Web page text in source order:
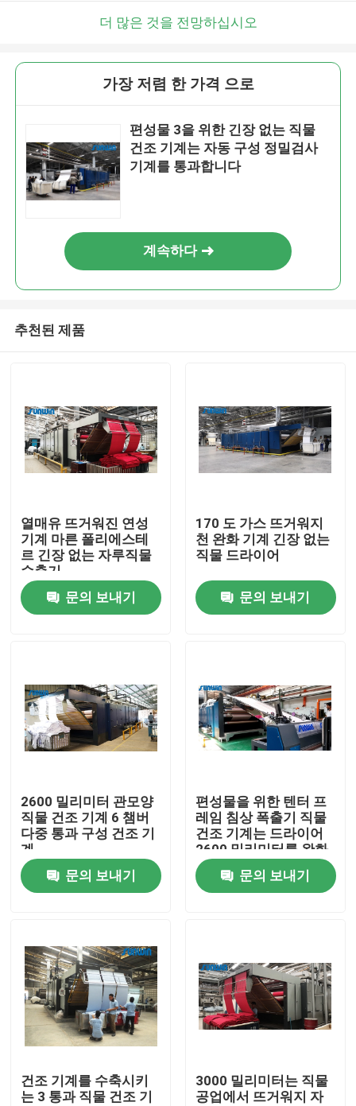
회사 소개
접촉
제품 소개
직물 너비 내기 기계
허풍 너비 내기 기계
구성 너비 내기 기계
직물 건조 기계
구성 열 고정 시간
직물 완성 가공기
더 많은 것을 전망하십시오
가장 저렴 한 가격 으로
편성물 3을 위한 긴장 없는 직물
건조 기계는 자동 구성 정밀검사
기계를 통과합니다
계속하다
추천된 제품
열매유 뜨거워진 연성
기계 마른 폴리에스테
르 긴장 없는 자루직물
수축기
문의 보내기
170 도 가스 뜨거워지
천 완화 기계 긴장 없는
직물 드라이어
문의 보내기
2600 밀리미터 관모양
직물 건조 기계 6 챔버
다중 통과 구성 건조 기
계
문의 보내기
편성물을 위한 텐터 프
레임 침상 폭출기 직물
건조 기계는 드라이어
2600 밀리미터를 완화
시킵니다
문의 보내기
건조 기계를 수축시키
는 3 통과 직물 건조 기
3000 밀리미터는 직물
공업에서 뜨거워지 자